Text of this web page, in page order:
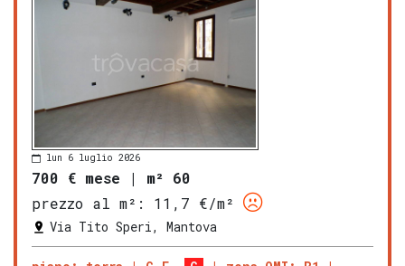
lun 6 luglio 2026
700 € mese | m² 60
prezzo al m²:
11,7 €/m²
Via Tito Speri, Mantova